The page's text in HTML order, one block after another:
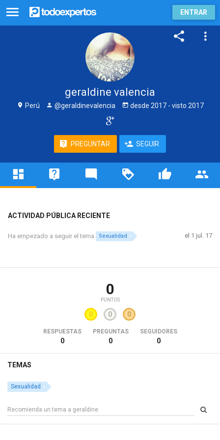
ENTRAR
geraldine valencia
Perú @geraldinevalencia desde 2017- visto 2017
PREGUNTAR SEGUIR
ACTIVIDAD PÚBLICA RECIENTE
Ha empezado a seguir el tema Sexualidad el 1 jul. 17
0
PUNTOS
0 0 0
RESPUESTAS
0
PREGUNTAS
0
SEGUIDORES
0
TEMAS
Sexualidad